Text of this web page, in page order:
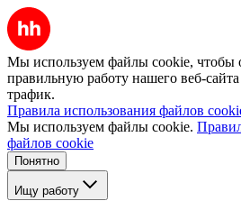
Мы используем файлы cookie, чтобы
правильную работу нашего веб-
трафик.
Правила использования файлов
Мы используем файлы cookie.
файлов cookie
Понятно
Ищу работу